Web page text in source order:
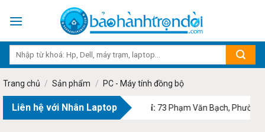
Trang chủ / Sản phẩm / PC - Máy tính đồng bộ
Liên hệ với Nhân LaptopĐịa chỉ: 73 Phạm Văn Bạch, Phường Tân